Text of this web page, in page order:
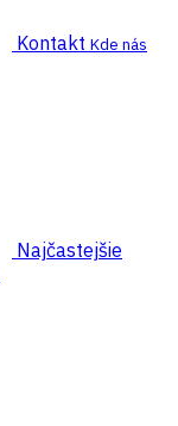
Kontakt Kde nás
Najčastejšie